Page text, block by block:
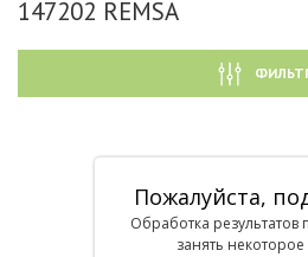
147202 REMSA
Пожалуйста,
Обработка результатов
занять